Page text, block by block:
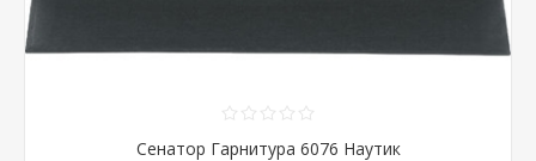
Сенатор Гарнитура 6076 Наутик